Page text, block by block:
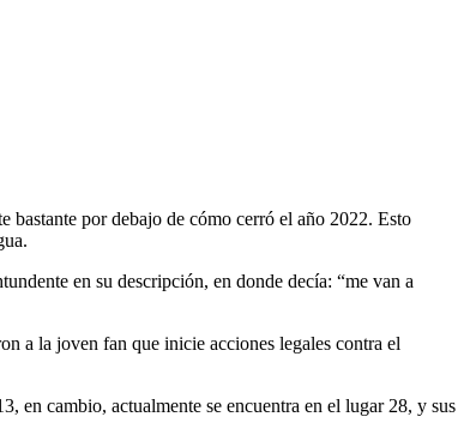
bastante por debajo de cómo cerró el año 2022. Esto
en su descripción, en donde decía: “me van a
a la joven fan que inicie acciones legales contra el
en cambio, actualmente se encuentra en el lugar 28, y sus